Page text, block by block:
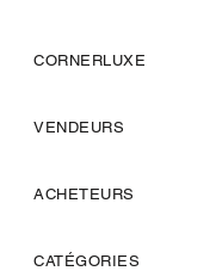
CORNERLUXE
VENDEURS
ACHETEURS
CATÉGORIES